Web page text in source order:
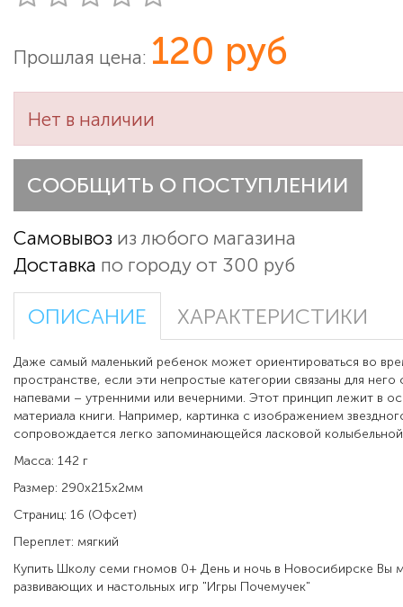
Прошлая цена: 120 руб
Нет в наличии
СООБЩИТЬ О ПОСТУПЛЕНИИ
Самовывоз из любого магазина
Доставка по городу от 300 руб
ОПИСАНИЕ ХАРАКТЕРИСТИКИ
Даже самый маленький ребенок может ориентироваться во
пространстве, если эти непростые категории связаны для
напевами – утренними или вечерними. Этот принцип лежит в
материала книги. Например, картинка с изображением
сопровождается легко запоминающейся ласковой
Масса: 142 г
Размер: 290x215x2мм
Страниц: 16 (Офсет)
Переплет: мягкий
Купить Школу семи гномов 0+ День и ночь в Новосибирске Вы
развивающих и настольных игр "Игры Почемучек"